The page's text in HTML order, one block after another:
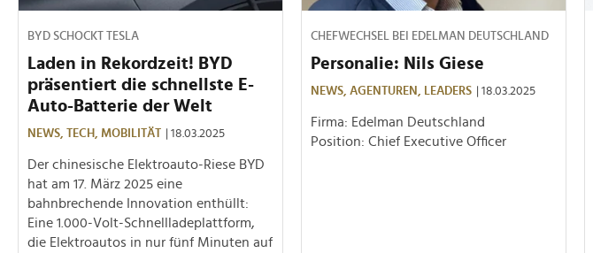
BYD SCHOCKT TESLA
Laden in Rekordzeit! BYD
präsentiert die schnellste E-
Auto-Batterie der Welt
NEWS, TECH, MOBILITÄT | 18.03.2025
Der chinesische Elektroauto-Riese BYD
hat am 17. März 2025 eine
bahnbrechende Innovation enthüllt:
Eine 1.000-Volt-Schnellladeplattform,
die Elektroautos in nur fünf Minuten auf
CHEFWECHSEL BEI EDELMAN DEUTSCHLAND
Personalie: Nils Giese
NEWS, AGENTUREN, LEADERS | 18.03.2025
Firma: Edelman Deutschland
Position: Chief Executive Officer